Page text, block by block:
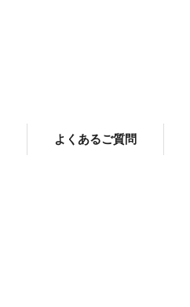
よくあるご質問